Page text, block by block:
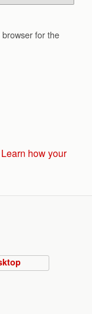
for the
Learn how your